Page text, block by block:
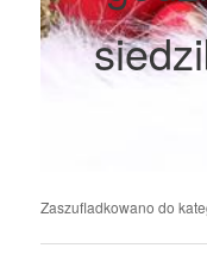
Zaszufladkowano do